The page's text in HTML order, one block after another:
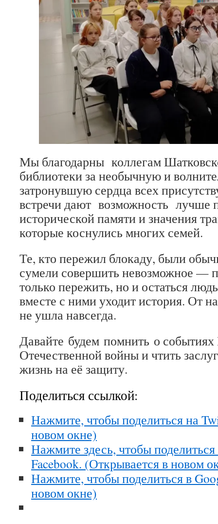
Мы благодарны коллегам
библиотеки за необычную и
затронувшую сердца всех
встречи дают возможность лучше
исторической памяти и значения
которые коснулись многих семей.
Те, кто пережил блокаду, были
сумели совершить невозможное —
только пережить, но и остаться
вместе с ними уходит история. От
не ушла навсегда.
Давайте будем помнить о
Отечественной войны и чтить
жизнь на её защиту.
Поделиться ссылкой:
Нажмите, чтобы поделиться на
новом окне)
Нажмите здесь, чтобы
Facebook. (Открывается в новом
Нажмите, чтобы поделиться в
новом окне)